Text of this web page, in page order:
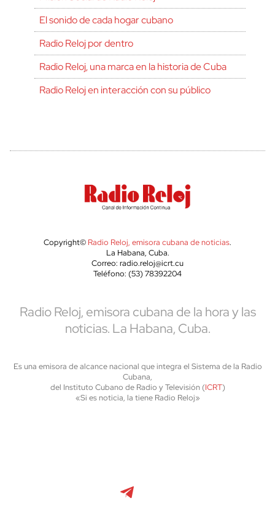
El sonido de cada hogar cubano
Radio Reloj por dentro
Radio Reloj, una marca en la historia de Cuba
Radio Reloj en interacción con su público
Copyright© Radio Reloj, emisora cubana de noticias.
La Habana, Cuba.
Correo: radio.reloj@icrt.cu
Teléfono: (53) 78392204
Radio Reloj, emisora cubana de la hora y las
noticias. La Habana, Cuba.
Es una emisora de alcance nacional que integra el Sistema de la Radio
Cubana,
del Instituto Cubano de Radio y Televisión (ICRT)
«Si es noticia, la tiene Radio Reloj»